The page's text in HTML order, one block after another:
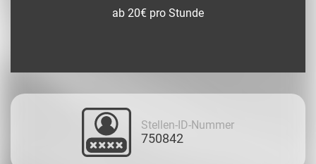
ab 20€ pro Stunde
Stellen-ID-Nummer
750842